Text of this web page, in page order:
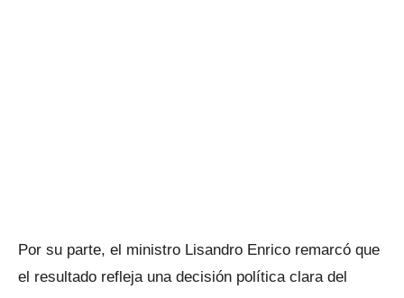
Por su parte, el ministro Lisandro Enrico remarcó que
el resultado refleja una decisión política clara del